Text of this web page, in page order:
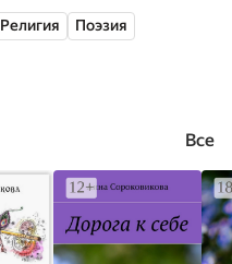
Религия
Поэзия
Все